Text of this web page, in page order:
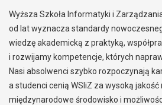
Wyższa Szkoła Informatyki i
od lat wyznacza standardy
wiedzę akademicką z praktyką,
i rozwijamy kompetencje, których
Nasi absolwenci szybko rozpoczynają
a studenci cenią WSIiZ za wysoką jakość
międzynarodowe środowisko i